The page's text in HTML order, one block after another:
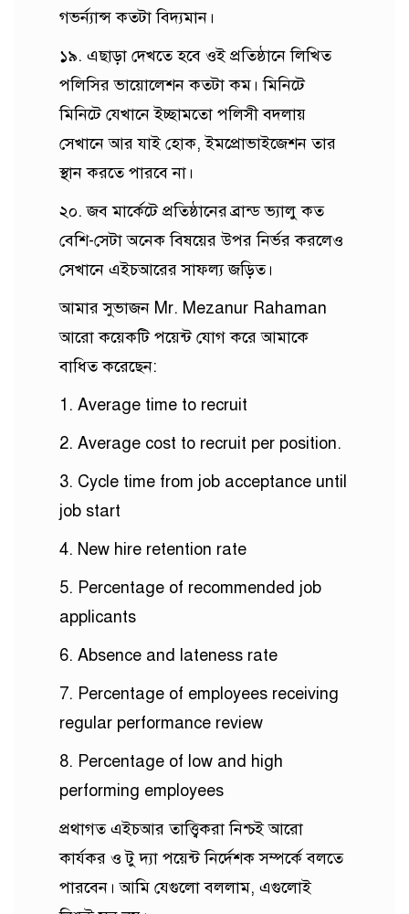
গভর্ন্যান্স কতটা বিদ্যমান।
১৯. এছাড়া দেখতে হবে ওই প্রতিষ্ঠানে লিখিত
পলিসির ভায়োলেশন কতটা কম। মিনিটে
মিনিটে যেখানে ইচ্ছামতো পলিসী বদলায়
সেখানে আর যাই হোক, ইমপ্রোভাইজেশন তার
স্থান করতে পারবে না।
২০. জব মার্কেটে প্রতিষ্ঠানের ব্রান্ড ভ্যালু কত
বেশি-সেটা অনেক বিষয়ের উপর নির্ভর করলেও
সেখানে এইচআরের সাফল্য জড়িত।
আমার সুভাজন Mr. Mezanur Rahaman
আরো কয়েকটি পয়েন্ট যোগ করে আমাকে
বাধিত করেছেন:
1. Average time to recruit
2. Average cost to recruit per position.
3. Cycle time from job acceptance until
job start
4. New hire retention rate
5. Percentage of recommended job
applicants
6. Absence and lateness rate
7. Percentage of employees receiving
regular performance review
8. Percentage of low and high
performing employees
প্রথাগত এইচআর তাত্ত্বিকরা নিশ্চই আরো
কার্যকর ও টু দ্যা পয়েন্ট নির্দেশক সম্পর্কে বলতে
পারবেন। আমি যেগুলো বললাম, এগুলোই